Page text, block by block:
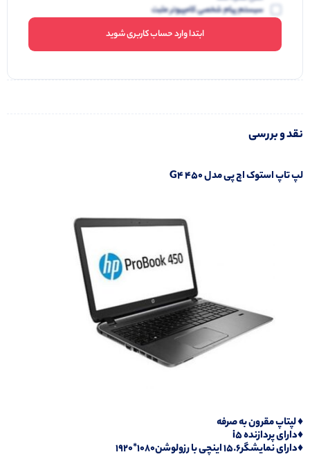
سیستم پیام شخصی کامپیوتر مثبت
ابتدا وارد حساب کاربری شوید
نقد و بررسی
♦️ لپتاپ مقرون به صرفه
♦️دارای پردازنده i5
♦️دارای نمایشگر15.6 اینچی با رزولوشن1080*1920